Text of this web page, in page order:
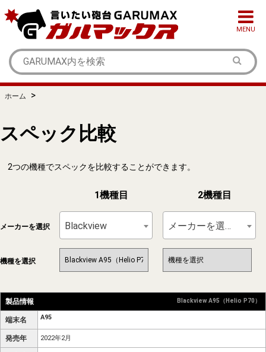
MENU
ホーム >
スペック比較
2つの機種でスペックを比較することができます。
1機種目 2機種目
メーカーを選択 Blackview メーカーを選択
機種を選択
製品情報 Blackview A95（Helio P70）
端末名 A95
発売年 2022年2月